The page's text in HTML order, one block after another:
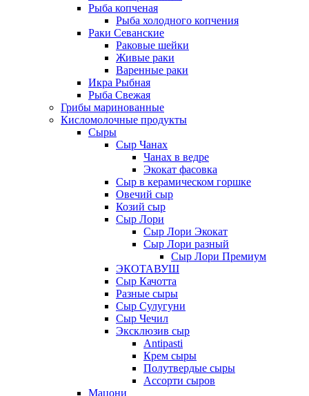
Рыба копченая
Рыба холодного копчения
Раки Севанские
Раковые шейки
Живые раки
Варенные раки
Икра Рыбная
Рыба Свежая
Грибы маринованные
Кисломолочные продукты
Сыры
Сыр Чанах
Чанах в ведре
Экокат фасовка
Сыр в керамическом горшке
Овечий сыр
Козий сыр
Сыр Лори
Сыр Лори Экокат
Сыр Лори разный
Сыр Лори Премиум
ЭКОТАВУШ
Сыр Качотта
Разные сыры
Сыр Сулугуни
Сыр Чечил
Эксклюзив сыр
Antipasti
Крем сыры
Полутвердые сыры
Ассорти сыров
Мацони